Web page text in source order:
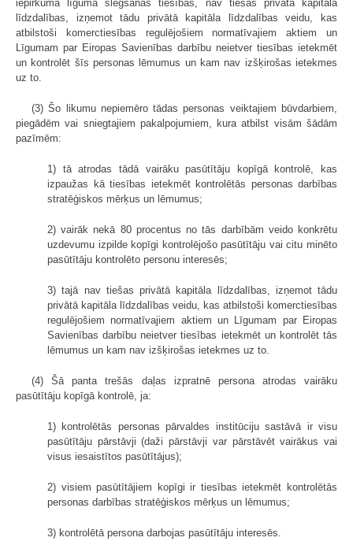
iepirkuma līguma slēgšanas tiesības, nav tiešas privātā kapitāla
līdzdalības, izņemot tādu privātā kapitāla līdzdalības veidu, kas
atbilstoši komerctiesības regulējošiem normatīvajiem aktiem un
Līgumam par Eiropas Savienības darbību neietver tiesības ietekmēt
un kontrolēt šīs personas lēmumus un kam nav izšķirošas ietekmes
uz to.
(3) Šo likumu nepiemēro tādas personas veiktajiem būvdarbiem,
piegādēm vai sniegtajiem pakalpojumiem, kura atbilst visām šādām
pazīmēm:
1) tā atrodas tādā vairāku pasūtītāju kopīgā kontrolē, kas
izpaužas kā tiesības ietekmēt kontrolētās personas darbības
stratēģiskos mērķus un lēmumus;
2) vairāk nekā 80 procentus no tās darbībām veido konkrētu
uzdevumu izpilde kopīgi kontrolējošo pasūtītāju vai citu minēto
pasūtītāju kontrolēto personu interesēs;
3) tajā nav tiešas privātā kapitāla līdzdalības, izņemot tādu
privātā kapitāla līdzdalības veidu, kas atbilstoši komerctiesības
regulējošiem normatīvajiem aktiem un Līgumam par Eiropas
Savienības darbību neietver tiesības ietekmēt un kontrolēt tās
lēmumus un kam nav izšķirošas ietekmes uz to.
(4) Šā panta trešās daļas izpratnē persona atrodas vairāku
pasūtītāju kopīgā kontrolē, ja:
1) kontrolētās personas pārvaldes institūciju sastāvā ir visu
pasūtītāju pārstāvji (daži pārstāvji var pārstāvēt vairākus vai
visus iesaistītos pasūtītājus);
2) visiem pasūtītājiem kopīgi ir tiesības ietekmēt kontrolētās
personas darbības stratēģiskos mērķus un lēmumus;
3) kontrolētā persona darbojas pasūtītāju interesēs.